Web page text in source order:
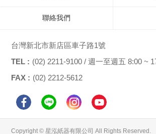
聯絡我們
台灣新北市新店區車子路1號
TEL : (02) 2211-9100 / 週一至週五 8:00 ~
FAX : (02) 2212-5612
Copyright © 星泓紙器有限公司 All Rights Reserved.